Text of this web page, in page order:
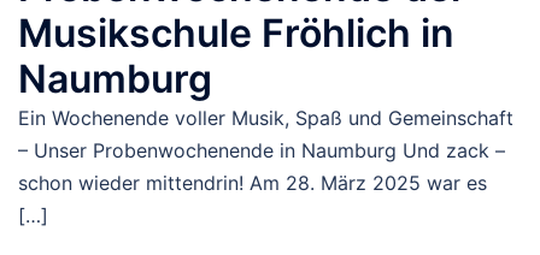
Musikschule Fröhlich in
Naumburg
Ein Wochenende voller Musik, Spaß und Gemeinschaft
– Unser Probenwochenende in Naumburg Und zack –
schon wieder mittendrin! Am 28. März 2025 war es
[…]